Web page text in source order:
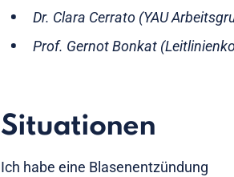
Dr. Clara Cerrato (YAU
Prof. Gernot Bonkat
Situationen
Ich habe eine Blasenentzündung